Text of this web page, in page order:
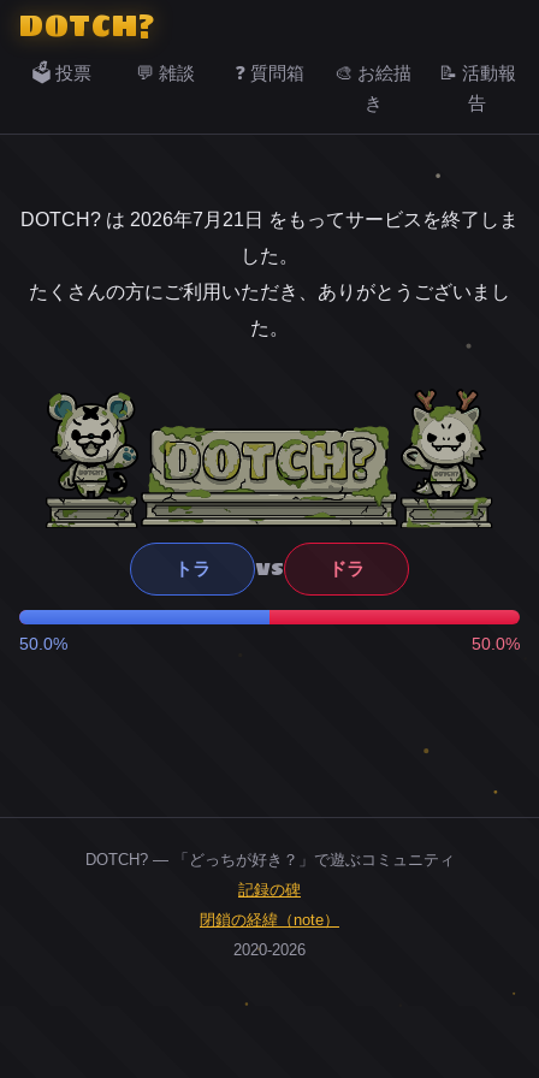
DOTCH?
🗳️ 投票 💬 雑談 ❓ 質問箱
🎨 お絵描
き
📝 活動報
告
DOTCH? は 2026年7月21日 をもってサービスを終了しま
した。
たくさんの方にご利用いただき、ありがとうございまし
た。
トラ VS ドラ
50.0% 50.0%
DOTCH? — 「どっちが好き？」で遊ぶコミュニティ
記録の碑
閉鎖の経緯（note）
2020-2026